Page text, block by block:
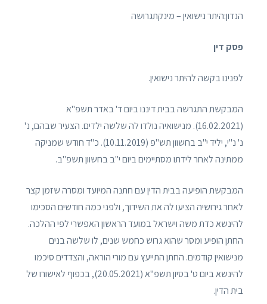
הנדון:היתר נישואין – מינקתגרושה
פסק דין
לפנינו בקשה להיתר נישואין.
המבקשת התגרשה בבית דיננו ביום ד' באדר תשפ"א
(16.02.2021). מנישואיה נולדו לה שלשה ילדים. הצעיר שבהם, נ'
נ' נ"י, יליד י"ב בחשוון תש"פ (10.11.2019). כ"ד חודש שמניקה
ממתינה לאחר לידתו מסתיימים ביום י"ב בחשוון תשפ"ב.
המבקשת הופיעה בבית הדין עם חתנה המיועד ומסרה שזמן קצר
לאחר גירושיה הציעו לה את השידוך, ולפני כמה חודשים הסכימו
להינשא כדת משה וישראל במועד הראשון האפשרי לפי ההלכה.
החתן הופיע ומסר שהוא גרוש כחמש שנים, לו שלשה בנים
מנישואין קודמים. החתן התייעץ עם מורי הוראה, והצדדים סיכמו
להינשא ביום ט' בסיון תשפ"א (20.05.2021), בכפוף לאישורו של
בית הדין.